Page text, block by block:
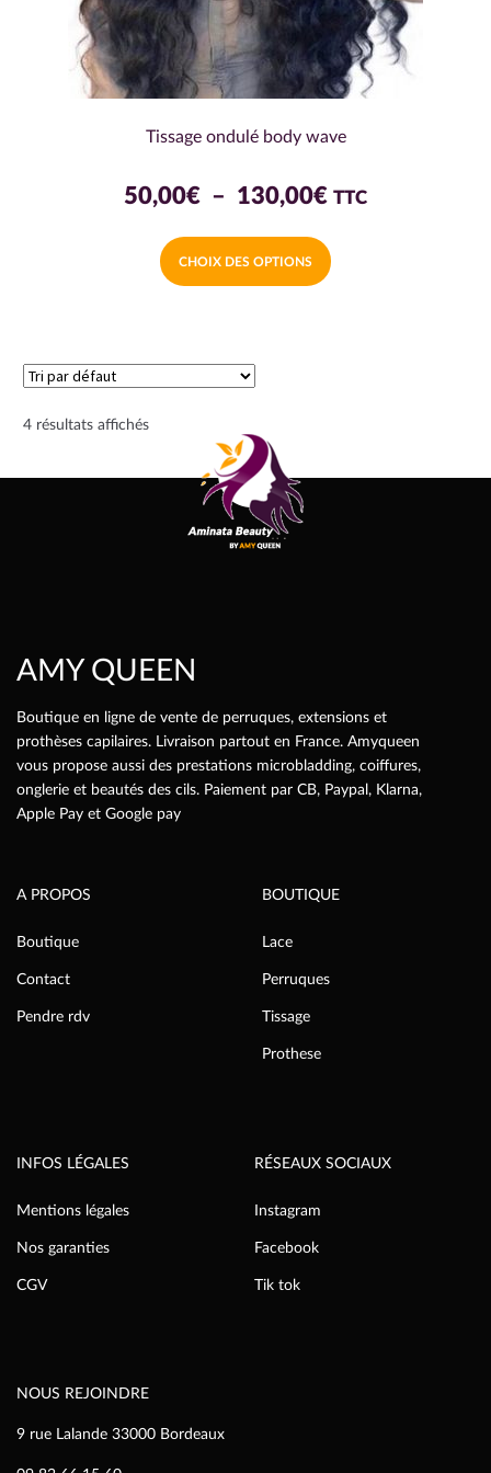
produit
Tissage ondulé body wave
50,00€ – 130,00€Plage
prix :
TTC
CHOIX DES OPTIONS
Ce
produit
4 résultats affichés
AMY QUEEN
Boutique en ligne de vente de perruques, extensions et
prothèses capilaires. Livraison partout en France. Amyqueen
vous propose aussi des prestations microbladding, coiffures,
onglerie et beautés des cils. Paiement par CB, Paypal, Klarna,
Apple Pay et Google pay
A PROPOS
Boutique
Contact
Pendre rdv
BOUTIQUE
Lace
Perruques
Tissage
Prothese
INFOS LÉGALES
Mentions légales
Nos garanties
CGV
RÉSEAUX SOCIAUX
Instagram
Facebook
Tik tok
NOUS REJOINDRE
9 rue Lalande 33000 Bordeaux